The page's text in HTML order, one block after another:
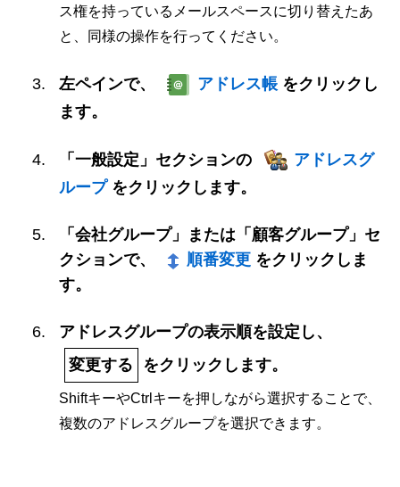
ス権を持っているメールスペースに切り替えたあ
と、同様の操作を行ってください。
左ペインで、 アドレス帳 をクリックし
ます。
「一般設定」セクションの
アドレスグ
ループ をクリックします。
「会社グループ」または「顧客グループ」セ
クションで、
順番変更 をクリックしま
す。
アドレスグループの表示順を設定し、
変更する
をクリックします。
ShiftキーやCtrlキーを押しながら選択することで、
複数のアドレスグループを選択できます。